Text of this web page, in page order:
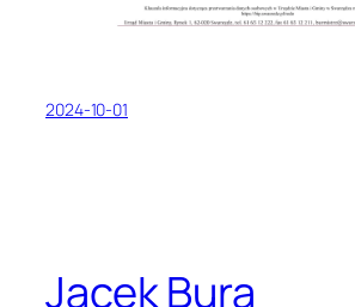
2024-10-01
Jacek Bura